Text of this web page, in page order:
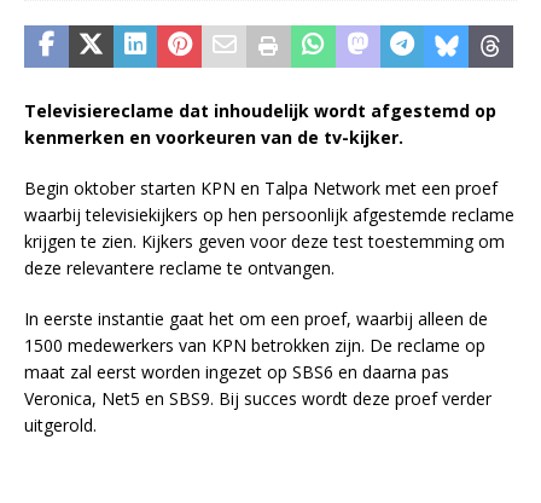
Televisiereclame dat inhoudelijk wordt afgestemd op
kenmerken en voorkeuren van de tv-kijker.
Begin oktober starten KPN en Talpa Network met een proef
waarbij televisiekijkers op hen persoonlijk afgestemde reclame
krijgen te zien. Kijkers geven voor deze test toestemming om
deze relevantere reclame te ontvangen.
In eerste instantie gaat het om een proef, waarbij alleen de
1500 medewerkers van KPN betrokken zijn. De reclame op
maat zal eerst worden ingezet op SBS6 en daarna pas
Veronica, Net5 en SBS9. Bij succes wordt deze proef verder
uitgerold.